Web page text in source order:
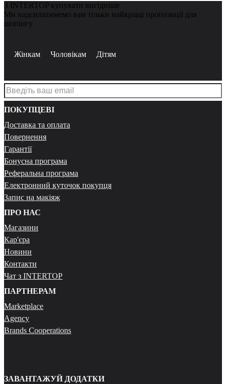
З INTERTOP купувати вигідніше
Ми надсилатимемо вам тільки найкращі пропозиції для
шопінгу
Жінкам Чоловікам Дітям
ПОКУПЦЕВІ
Доставка та оплата
Повернення
Гарантії
Бонусна програма
Реферальна програма
Електронний куточок покупця
Запис на макіяж
ПРО НАС
Магазини
Кар'єра
Новини
Контакти
Чат з INTERTOP
ПАРТНЕРАМ
Marketplace
Agency
Brands Cooperations
ЗАВАНТАЖУЙ ДОДАТКИ